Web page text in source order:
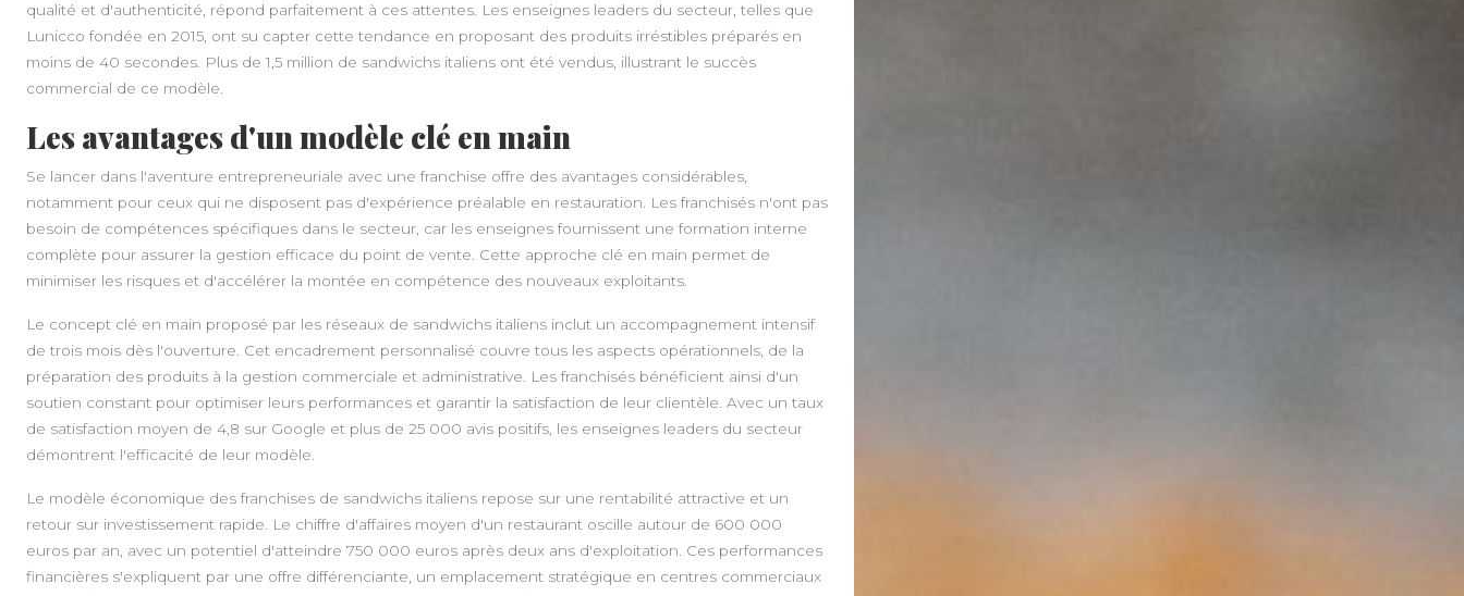
qualité et d'authenticité, répond parfaitement à ces attentes. Les enseignes leaders du secteur, telles que
Lunicco fondée en 2015, ont su capter cette tendance en proposant des produits irréstibles préparés en
moins de 40 secondes. Plus de 1,5 million de sandwichs italiens ont été vendus, illustrant le succès
commercial de ce modèle.
Les avantages d'un modèle clé en main
Se lancer dans l'aventure entrepreneuriale avec une franchise offre des avantages considérables,
notamment pour ceux qui ne disposent pas d'expérience préalable en restauration. Les franchisés n'ont pas
besoin de compétences spécifiques dans le secteur, car les enseignes fournissent une formation interne
complète pour assurer la gestion efficace du point de vente. Cette approche clé en main permet de
minimiser les risques et d'accélérer la montée en compétence des nouveaux exploitants.
Le concept clé en main proposé par les réseaux de sandwichs italiens inclut un accompagnement intensif
de trois mois dès l'ouverture. Cet encadrement personnalisé couvre tous les aspects opérationnels, de la
préparation des produits à la gestion commerciale et administrative. Les franchisés bénéficient ainsi d'un
soutien constant pour optimiser leurs performances et garantir la satisfaction de leur clientèle. Avec un taux
de satisfaction moyen de 4,8 sur Google et plus de 25 000 avis positifs, les enseignes leaders du secteur
démontrent l'efficacité de leur modèle.
Le modèle économique des franchises de sandwichs italiens repose sur une rentabilité attractive et un
retour sur investissement rapide. Le chiffre d'affaires moyen d'un restaurant oscille autour de 600 000
euros par an, avec un potentiel d'atteindre 750 000 euros après deux ans d'exploitation. Ces performances
financières s'expliquent par une offre différenciante, un emplacement stratégique en centres commerciaux